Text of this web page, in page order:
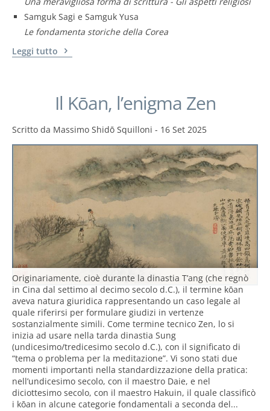
Samguk Sagi e Samguk Yusa
Le fondamenta storiche della Corea
Leggi tutto
Il Kōan, l’enigma Zen
Scritto da Massimo Shidō Squilloni - 16 Set 2025
Originariamente, cioè durante la dinastia T’ang (che regnò
in Cina dal settimo al decimo secolo d.C.), il termine kōan
aveva natura giuridica rappresentando un caso legale al
quale riferirsi per formulare giudizi in vertenze
sostanzialmente simili. Come termine tecnico Zen, lo si
inizia ad usare nella tarda dinastia Sung
(undicesimo/tredicesimo secolo d.C.), con il significato di
“tema o problema per la meditazione”. Vi sono stati due
momenti importanti nella standardizzazione della pratica:
nell’undicesimo secolo, con il maestro Daie, e nel
diciottesimo secolo, con il maestro Hakuin, il quale classificò
i kōan in alcune categorie fondamentali a seconda del...